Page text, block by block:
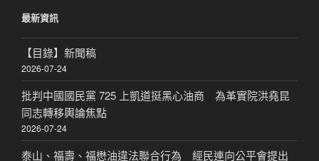
字:
最新資訊
【目錄】新聞稿
2026-07-24
批判中國國民黨 725 上凱道挺黑心油商 為革實院洪堯昆
同志轉移輿論焦點
2026-07-24
泰山、福壽、福懋油違法聯合行為 經民連向公平會提出